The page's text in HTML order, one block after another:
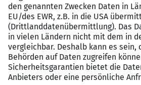
Karrieremöglichkeiten.
Warum diese Position besonders
Zukunftsorientierte Projekte
& Systemtechnik